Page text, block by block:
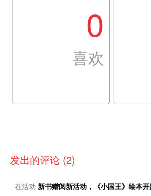
0
喜欢
发出的评论 (2)
在活动 新书赠阅新活动，《小国王》绘本